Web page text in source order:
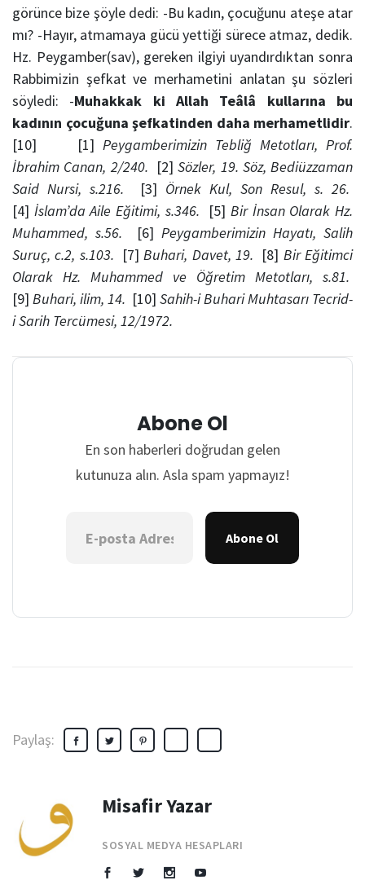
görünce bize şöyle dedi: -Bu kadın, çocuğunu ateşe atar
mı? -Hayır, atmamaya gücü yettiği sürece atmaz, dedik.
Hz. Peygamber(sav), gereken ilgiyi uyandırdıktan sonra
Rabbimizin şefkat ve merhametini anlatan şu sözleri
söyledi: -Muhakkak ki Allah Teâlâ kullarına bu
kadının çocuğuna şefkatinden daha merhametlidir.
[10]
[1] Peygamberimizin Tebliğ Metotları, Prof.
İbrahim Canan, 2/240. [2]Sözler, 19. Söz, Bediüzzaman
Said Nursi, s.216. [3] Örnek Kul, Son Resul, s. 26.
[4] İslam’da Aile Eğitimi, s.346. [5] Bir İnsan Olarak Hz.
Muhammed, s.56. [6] Peygamberimizin Hayatı, Salih
Suruç, c.2, s.103. [7]Buhari, Davet, 19. [8] Bir Eğitimci
Olarak Hz. Muhammed ve Öğretim Metotları, s.81.
[9] Buhari, ilim, 14. [10] Sahih-i Buhari Muhtasarı Tecrid-
i Sarih Tercümesi, 12/1972.
Abone Ol
En son haberleri doğrudan gelen
kutunuza alın. Asla spam yapmayız!
Abone Ol
Paylaş:
Misafir Yazar
SOSYAL MEDYA HESAPLARI